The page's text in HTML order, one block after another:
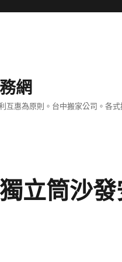
網
互惠為原則。台中搬家公司。各
立筒沙